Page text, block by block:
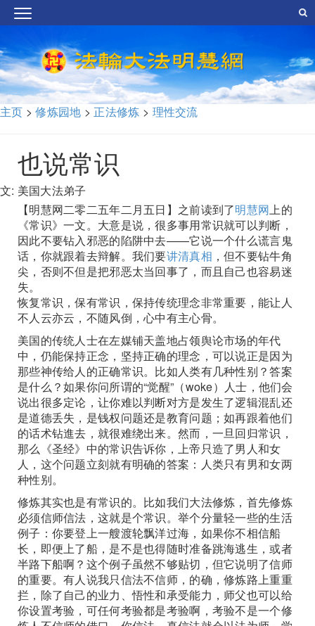
主页 >修炼园地 > 正法修炼 > 理性交流
也说常识
文: 美国大法弟子
【明慧网二零二五年二月五日】之前读到了明慧网上的
《常识》一文。大意是说，很多事用常识就可以判断，
因此不要钻入邪恶的陷阱中去——它说一个什么谎言鬼
话，你就跟着去辩解。我们要讲清真相 ，但不要钻牛角
尖，否则不但是把邪恶太当回事了，而且自己也容易迷
失。
恢复常识，保有常识，保持传统理念非常重要，能让人
不人云亦云，不随风倒，心中有主心骨。
美国的传统人士在左媒铺天盖地占领舆论市场的年代
中，仍能保持正念，坚持正确的理念，可以说正是因为
那些神传给人的正确常识。比如人类有几种性别？答案
是什么？如果你问所谓的“觉醒”（woke）人士，他们会
说出很多定论，让你难以判断对方是发生了逻辑混乱还
是道德丢失，是钱权问题还是教育问题；如再跟着他们
的话术钻進去，就很难绕出来。然而，一旦回归常识，
那么《圣经》中的常识告诉你，上帝只造了男人和女
人，这个问题立刻就有明确的答案：人类只有男和女两
种性别。
修炼其实也是有常识的。比如我们大法修炼，首先修炼
必须信师信法，这就是个常识。举个分量轻一些的生活
例子：你要登上一艘渡轮飘洋过海，如果你不相信船
长，即便上了船，是不是也得随时准备跳海逃生，或者
半路下船啊？这个例子虽然不够贴切，但它说明了信师
的重要。有人说我只信法不信师，的确，修炼路上重重
拦，除了自己的业力、悟性和承受能力，师父也可以给
你设置考验，可任何考验都是考验啊，考验不是一个修